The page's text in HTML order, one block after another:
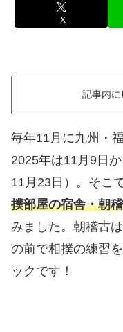
X
記事内に
毎年11月に九州・
2025年は11月9日
11月23日）。そこ
撲部屋の宿舎・朝
みました。朝稽古
の前で相撲の練習
ックです！